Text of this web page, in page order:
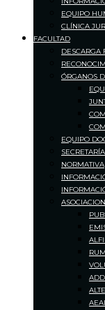
EQUIPO
CLÍNICA
FACULTAD
DESCARGA
ÓRGANOS
EQUIPO
NORMATIVA